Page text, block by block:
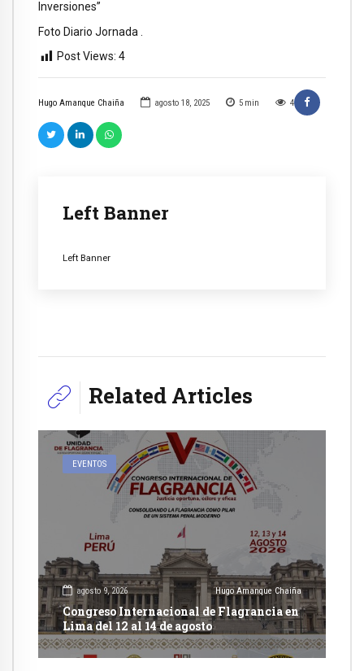
Hugo Amanque Chaiña agosto 18, 2025 5 min 4
Left Banner
Left Banner
Inversiones”
Foto Diario Jornada .
Post Views: 4
Related Articles
EVENTOS
agosto 9, 2026 Hugo Amanque Chaiña
Congreso Internacional de Flagrancia en
Lima del 12 al 14 de agosto